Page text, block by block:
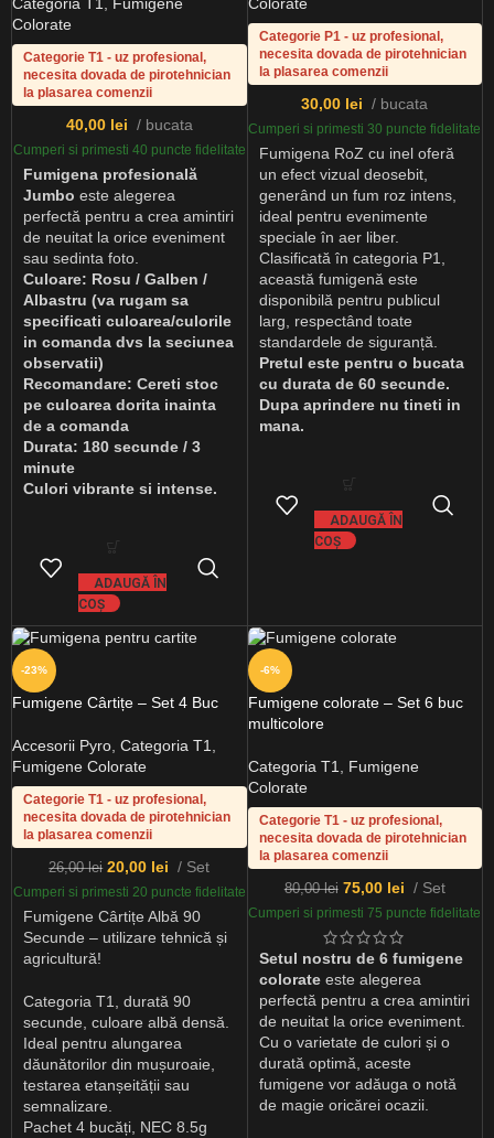
Categoria T1, Fumigene
Colorate
Categorie T1 - uz profesional,
necesita dovada de pirotehnician
la plasarea comenzii
40,00 lei bucata
Cumperi si primesti 40 puncte fidelitate
Fumigena profesională
Jumbo este alegerea
perfectă pentru a crea amintiri
de neuitat la orice eveniment
sau sedinta foto.
Culoare: Rosu / Galben /
Albastru (va rugam sa
specificati culoarea/culorile
in comanda dvs la seciunea
observatii)
Recomandare: Cereti stoc
pe culoarea dorita inainta
de a comanda
Durata: 180 secunde / 3
minute
Culori vibrante si intense.
ADAUGĂ ÎN
COȘ
Colorate
Categorie P1 - uz profesional,
necesita dovada de pirotehnician
la plasarea comenzii
30,00 lei bucata
Cumperi si primesti 30 puncte fidelitate
Fumigena RoZ cu inel oferă
un efect vizual deosebit,
generând un fum roz intens,
ideal pentru evenimente
speciale în aer liber.
Clasificată în categoria P1,
această fumigenă este
disponibilă pentru publicul
larg, respectând toate
standardele de siguranță.
Pretul este pentru o bucata
cu durata de 60 secunde.
Dupa aprindere nu tineti in
mana.
ADAUGĂ ÎN
COȘ
-23%
Fumigene Cârtițe – Set 4 Buc
Accesorii Pyro Categoria T1
Fumigene Colorate
Categorie T1 - uz profesional,
necesita dovada de pirotehnician
la plasarea comenzii
26,00lei 20,00 lei Set
Cumperi si primesti 20 puncte fidelitate
Fumigene Cârtițe Albă 90
Secunde – utilizare tehnică și
agricultură!
Categoria T1, durată 90
secunde, culoare albă densă.
Ideal pentru alungarea
dăunătorilor din mușuroaie,
testarea etanșeității sau
semnalizare.
Pachet 4 bucăți, NEC 8.5g
-6%
Fumigene colorate – Set 6 buc
multicolore
Categoria T1
Fumigene
Colorate
Categorie T1 - uz profesional,
necesita dovada de pirotehnician
la plasarea comenzii
80,00lei 75,00 lei Set
Cumperi si primesti 75 puncte fidelitate
Setul nostru de 6 fumigene
colorateeste alegerea
perfectă pentru a crea amintiri
de neuitat la orice eveniment.
Cu o varietate de culori și o
durată optimă, aceste
fumigene vor adăuga o notă
de magie oricărei ocazii.